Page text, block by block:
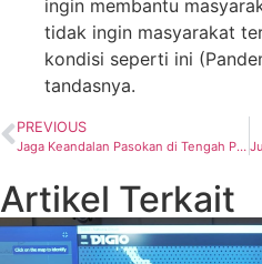
ingin membantu
tidak ingin masyarakat
kondisi seperti ini
tandasnya.
PREVIOUS
Jaga Keandalan Pasokan di Tengah PPKM
Artikel Terkait